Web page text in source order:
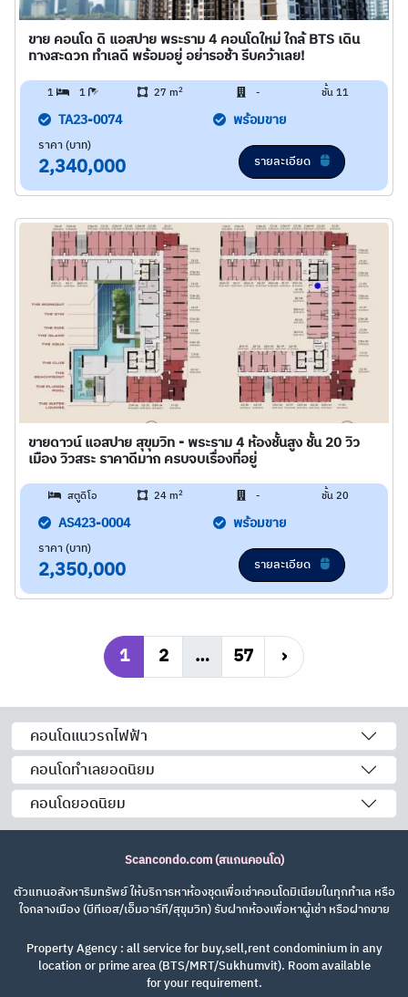
ขาย คอนโด ดิ แอสปาย พระราม 4 คอนโดใหม่ ใกล้ BTS เดิน
ทางสะดวก ทำเลดี พร้อมอยู่ อย่ารอช้า รีบคว้าเลย!
1 1 27 m2 - ชั้น 11
TA23-0074 พร้อมขาย
ราคา (บาท)
2,340,000 รายละเอียด
ขายดาวน์ แอสปาย สุขุมวิท - พระราม 4 ห้องชั้นสูง ชั้น 20 วิว
เมือง วิวสระ ราคาดีมาก ครบจบเรื่องที่อยู่
สตูดิโอ 24 m2 - ชั้น 20
AS423-0004 พร้อมขาย
ราคา (บาท)
2,350,000 รายละเอียด
1 2 … 57 ›
คอนโดแนวรถไฟฟ้า
คอนโดทำเลยอดนิยม
คอนโดยอดนิยม
Scancondo.com (สแกนคอนโด)
ตัวแทนอสังหาริมทรัพย์ ให้บริการหาห้องชุดเพื่อเช่าคอนโดมิเนียมในทุกทำเล หรือ
ใจกลางเมือง (บีทีเอส/เอ็มอาร์ที/สุขุมวิท) รับฝากห้องเพื่อหาผู้เช่า หรือฝากขาย
Property Agency : all service for buy,sell,rent condominium in any
location or prime area (BTS/MRT/Sukhumvit). Room available
for your requirement.